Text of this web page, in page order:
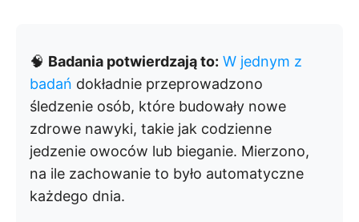
🧠 Badania potwierdzają to: W jednym z
badań dokładnie przeprowadzono
śledzenie osób, które budowały nowe
zdrowe nawyki, takie jak codzienne
jedzenie owoców lub bieganie. Mierzono,
na ile zachowanie to było automatyczne
każdego dnia.